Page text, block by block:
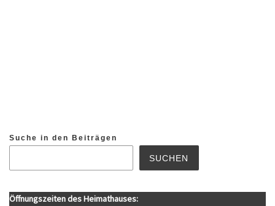
Suche in den Beiträgen
SUCHEN
Öffnungszeiten des Heimathauses: